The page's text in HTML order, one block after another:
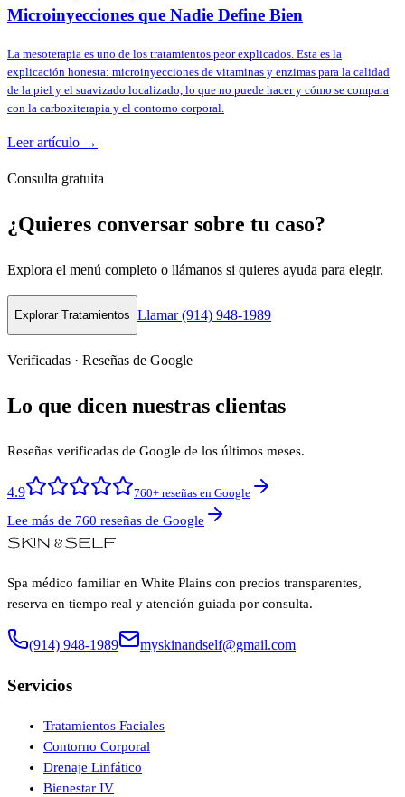
Microinyecciones que Nadie Define Bien
La mesoterapia es uno de los tratamientos peor explicados. Esta es la
explicación honesta: microinyecciones de vitaminas y enzimas para la calidad
de la piel y el suavizado localizado, lo que no puede hacer y cómo se compara
con la carboxiterapia y el contorno corporal.
Leer artículo →
Consulta gratuita
¿Quieres conversar sobre tu caso?
Explora el menú completo o llámanos si quieres ayuda para elegir.
Explorar Tratamientos Llamar (914) 948-1989
Verificadas · Reseñas de Google
Lo que dicen nuestras clientas
Reseñas verificadas de Google de los últimos meses.
4.9 760+ reseñas en Google
Lee más de 760 reseñas de Google
Spa médico familiar en White Plains con precios transparentes,
reserva en tiempo real y atención guiada por consulta.
(914) 948-1989 myskinandself@gmail.com
Servicios
Tratamientos Faciales
Contorno Corporal
Drenaje Linfático
Bienestar IV